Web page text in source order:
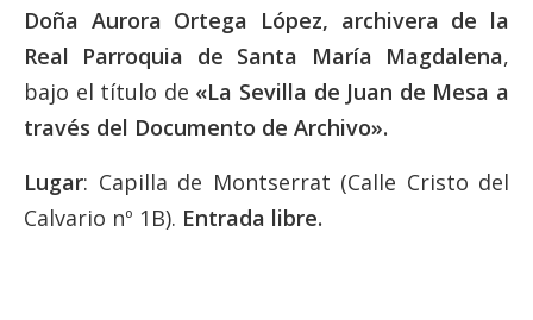
Doña Aurora Ortega López, archivera de la
Real Parroquia de Santa María Magdalena,
bajo el título de «La Sevilla de Juan de Mesa a
través del Documento de Archivo».
Lugar: Capilla de Montserrat (Calle Cristo del
Calvario nº 1B). Entrada libre.